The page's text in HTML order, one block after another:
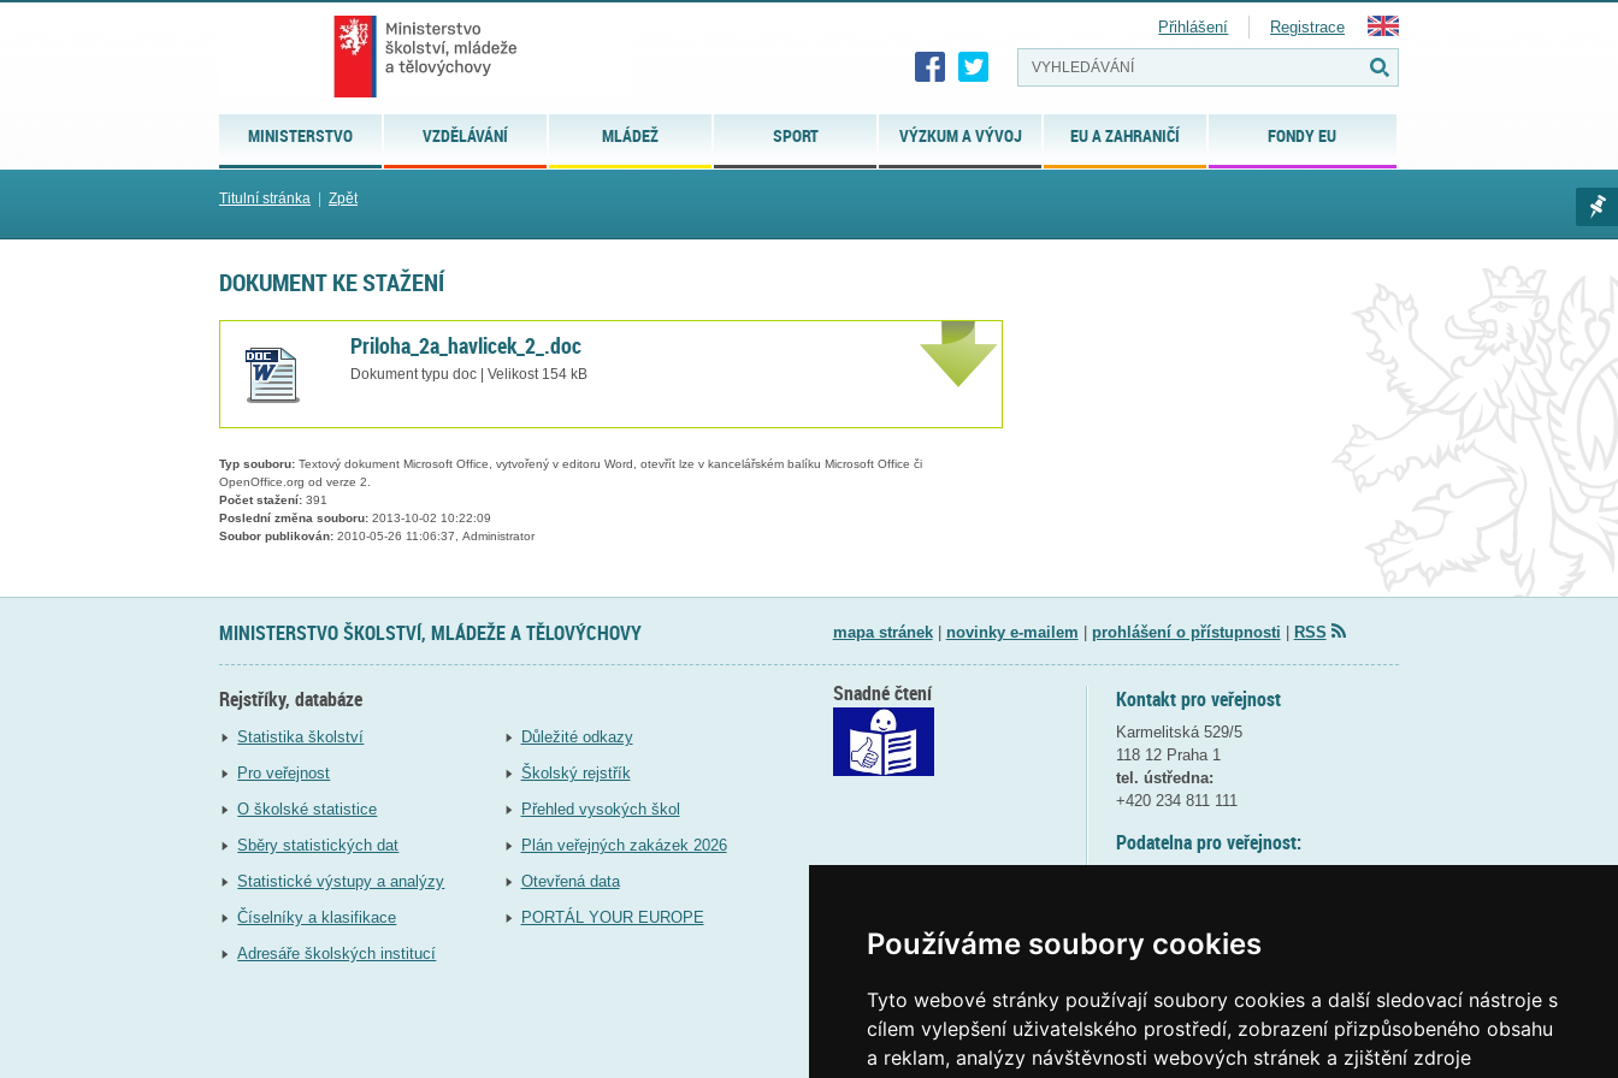
Používáme soubory cookies
Tyto webové stránky používají soubory cookies a další sledovací nástroje s
cílem vylepšení uživatelského prostředí, zobrazení přizpůsobeného obsahu
a reklam, analýzy návštěvnosti webových stránek a zjištění zdroje
MINISTERSTVO VZDĚLÁVÁNÍ MLÁDEŽ SPORT VÝZKUM A VÝVOJ EU A ZAHRANIČÍ FONDY EU
Přihlášení Registrace
Titulní stránka Zpět
DOKUMENT KE STAŽENÍ
Priloha_2a_havlicek_2_.doc
Dokument typu doc | Velikost 154 kB
Typ souboru: Textový dokument Microsoft Office, vytvořený v editoru Word, otevřít lze v kancelářském balíku Microsoft Office či
OpenOffice.org od verze 2.
Počet stažení: 391
Poslední změna souboru: 2013-10-02 10:22:09
Soubor publikován: 2010-05-26 11:06:37, Administrator
MINISTERSTVO ŠKOLSTVÍ, MLÁDEŽE A TĚLOVÝCHOVY mapa stránek| novinky e-mailem prohlášení o přístupnosti RSS
Rejstříky, databáze
Statistika školství
Pro veřejnost
O školské statistice
Sběry statistických dat
Statistické výstupy a analýzy
Číselníky a klasifikace
Adresáře školských institucí
Důležité odkazy
Školský rejstřík
Přehled vysokých škol
Plán veřejných zakázek 2026
Otevřená data
PORTÁL YOUR EUROPE
Kontakt pro veřejnost
Karmelitská 529/5
118 12 Praha 1
tel. ústředna:
+420 234 811 111
Podatelna pro veřejnost:
(více informací
Elektronická podatelna:
posta@msmtgov cz
Snadné čtení